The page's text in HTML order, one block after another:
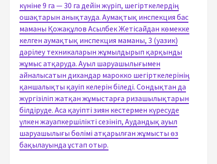
күніне 9 га — 30 га дейін жүріп, шегірткелердің
ошақтарын анықтауда. Аумақтық инспекция бас
маманы Қожақұлов Асылбек Жетісайдан көмекке
келген аумақтық инспекция маманы, 3 (уазик)
дәрілеу техникаларын жұмылдырып қарқынды
жұмыс атқаруда. Ауыл шаруашылығымен
айналысатын дихандар марокко шегірткелерінің
қаншалықты қауіп келерін біледі. Сондықтан да
жүргізіліп жатқан жұмыстарға ризашылықтарын
білдіруде. Аса қауіпті зиян кестермен күресуде
үлкен жауапкершілікті сезініп, Аудандық ауыл
шаруашылығы бөлімі атқарылған жұмысты өз
бақылауында ұстап отыр.